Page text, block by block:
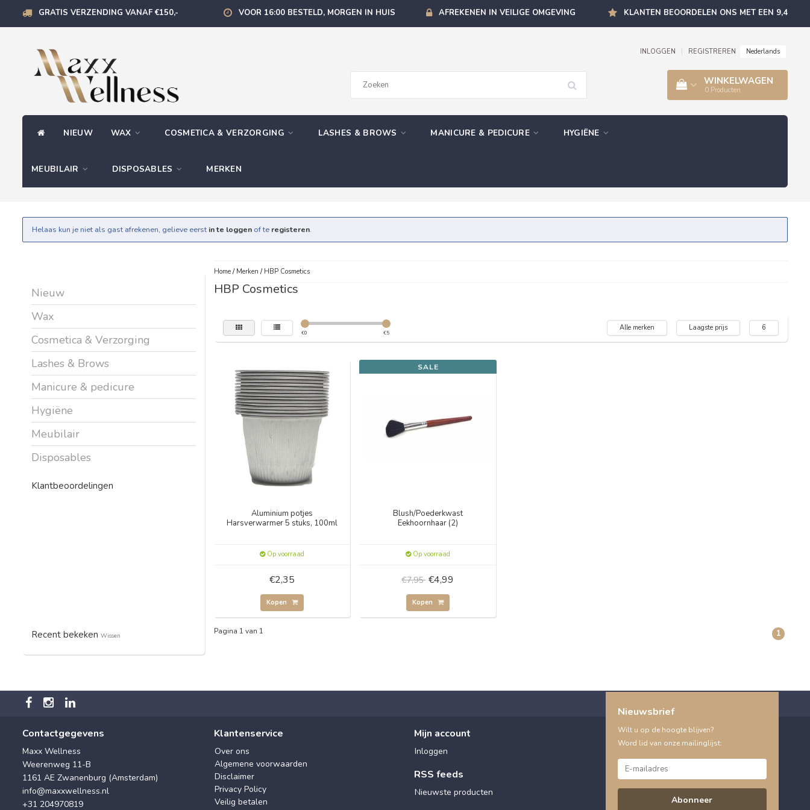
GRATIS VERZENDING VANAF €150,- VOOR 16:00 BESTELD, MORGEN IN HUIS AFREKENEN IN VEILIGE OMGEVING KLANTEN BEOORDELEN ONS MET EEN 9,4
INLOGGEN REGISTREREN Nederlands
WINKELWAGEN
0 Producten
NIEUW WAX COSMETICA & VERZORGING LASHES & BROWS MANICURE & PEDICURE HYGIËNE
MEUBILAIR DISPOSABLES MERKEN
Helaas kun je niet als gast afrekenen, gelieve eerst in te loggen of te registeren.
Nieuw
Wax
Cosmetica & Verzorging
Lashes & Brows
Manicure & pedicure
Hygiëne
Meubilair
Disposables
Klantbeoordelingen
Recent bekeken Wissen
Home/ Merken / HBP Cosmetics
HBP Cosmetics
€0 €5
Alle merken Laagste prijs 6
Aluminium potjes
Harsverwarmer 5 stuks, 100ml
Op voorraad
€2,35
Kopen
SALE
Blush/Poederkwast
Eekhoornhaar (2)
Op voorraad
€7,95 €4,99
Kopen
Pagina 1 van 1 1
Contactgegevens
Maxx Wellness
Weerenweg 11-B
1161 AE Zwanenburg (Amsterdam)
info@maxxwellness.nl
+31 204970819
Klantenservice
Over ons
Algemene voorwaarden
Disclaimer
Privacy Policy
Veilig betalen
Mijn account
Inloggen
RSS feeds
Nieuwste producten
Nieuwsbrief
Wilt u op de hoogte blijven?
Word lid van onze mailinglijst:
Abonneer